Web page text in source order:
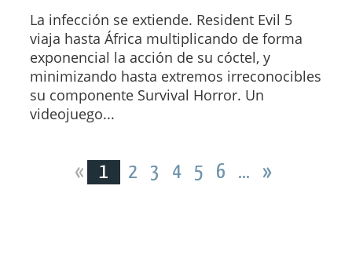
La infección se extiende. Resident Evil 5
viaja hasta África multiplicando de forma
exponencial la acción de su cóctel, y
minimizando hasta extremos irreconocibles
su componente Survival Horror. Un
videojuego...
« 1 2 3 4 5 6 ... »